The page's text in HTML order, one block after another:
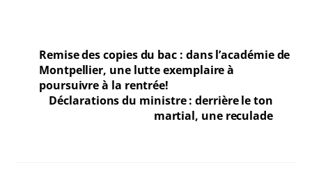
Remise des copies du bac : dans l’académie de
Montpellier, une lutte exemplaire à
poursuivre à la rentrée!
Déclarations du ministre : derrière le ton
martial, une reculade